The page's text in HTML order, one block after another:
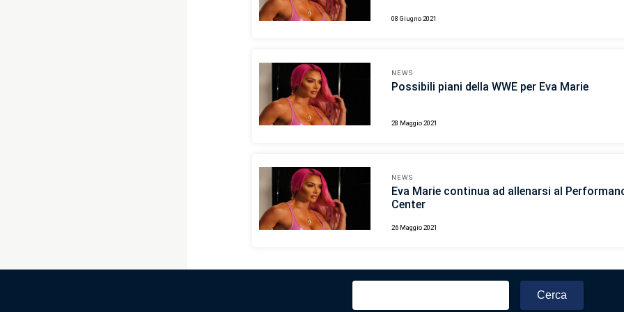
08 Giugno 2021
NEWS
Possibili piani della WWE per Eva Marie
28 Maggio 2021
NEWS
Eva Marie continua ad allenarsi al
Center
26 Maggio 2021
Ricerca